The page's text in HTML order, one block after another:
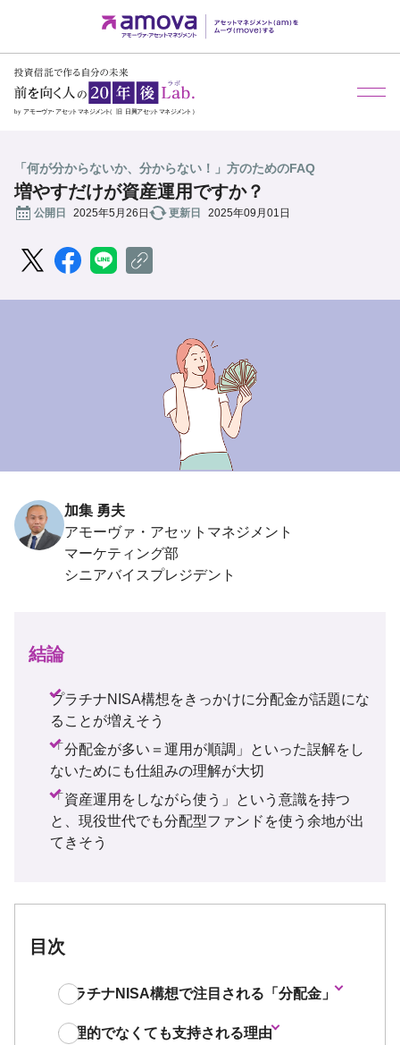
「何が分からないか、分からない！」方のためのFAQ
増やすだけが資産運用ですか？
公開日 2025年5月26日 更新日 2025年09月01日
加集 勇夫
アモーヴァ・アセットマネジメント
結論
プラチナNISA構想をきっかけに分配金が話題にな
ることが増えそう
「分配金が多い＝運用が順調」といった誤解をし
ないためにも仕組みの理解が大切
「資産運用をしながら使う」という意識を持つ
と、現役世代でも分配型ファンドを使う余地が出
てきそう
目次
プラチナNISA構想で注目される「分配金」
合理的でなくても支持される理由